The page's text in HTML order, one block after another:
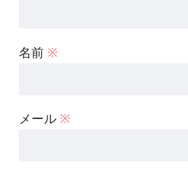
名前 ※
メール ※